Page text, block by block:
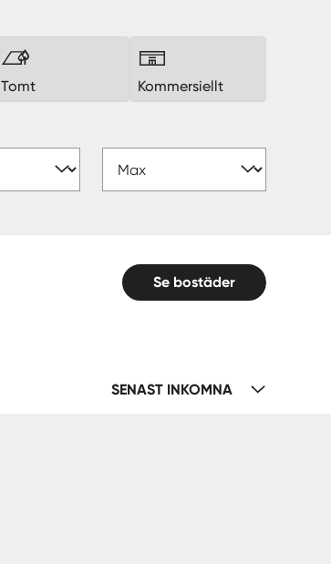
Tomt Kommersiellt
Se bostäder
SENAST INKOMNA